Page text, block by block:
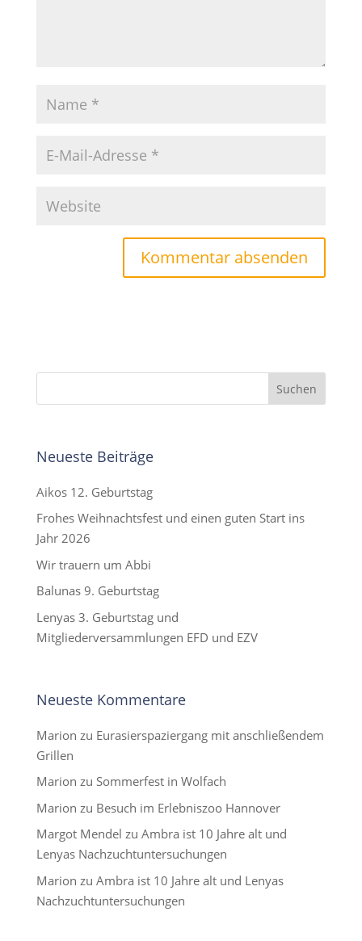
Neueste Beiträge
Aikos 12. Geburtstag
Frohes Weihnachtsfest und einen guten Start ins
Jahr 2026
Wir trauern um Abbi
Balunas 9. Geburtstag
Lenyas 3. Geburtstag und
Mitgliederversammlungen EFD und EZV
Neueste Kommentare
Marion zu Eurasierspaziergang mit anschließendem
Grillen
Marion zu Sommerfest in Wolfach
Marion zu Besuch im Erlebniszoo Hannover
Margot Mendel zu Ambra ist 10 Jahre alt und
Lenyas Nachzuchtuntersuchungen
Marion zu Ambra ist 10 Jahre alt und Lenyas
Nachzuchtuntersuchungen